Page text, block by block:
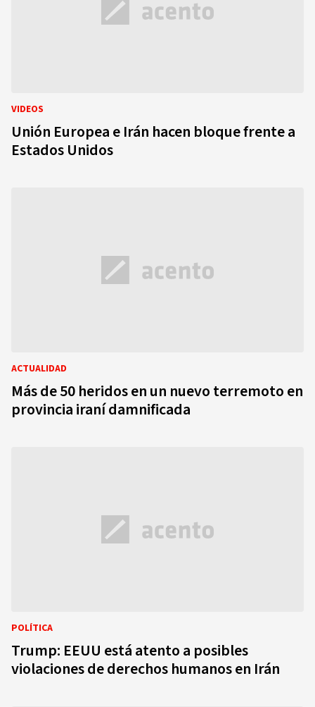
VIDEOS
Unión Europea e Irán hacen bloque frente a
Estados Unidos
ACTUALIDAD
Más de 50 heridos en un nuevo terremoto en
provincia iraní damnificada
POLÍTICA
Trump: EEUU está atento a posibles
violaciones de derechos humanos en Irán